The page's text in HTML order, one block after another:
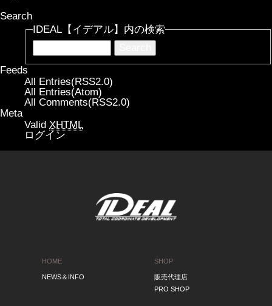
Search
IDEAL【イデアル】内の検索
Feeds
All Entries(RSS2.0)
All Entries(Atom)
All Comments(RSS2.0)
Meta
Valid XHTML
ログイン
HOME
NEWS＆INFO
SHOP
販売代理店
PRO SHOP